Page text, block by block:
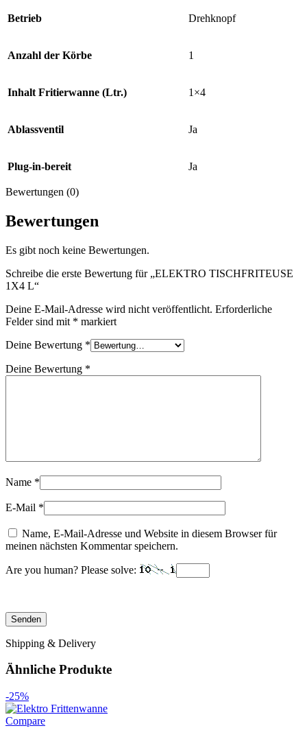
Betrieb Drehknopf
Anzahl der Körbe 1
Inhalt Fritierwanne (Ltr.) 1×4
Ablassventil Ja
Plug-in-bereit Ja
Bewertungen (0)
Bewertungen
Es gibt noch keine Bewertungen.
Schreibe die erste Bewertung für „ELEKTRO TISCHFRITEUSE
1X4 L“
Deine E-Mail-Adresse wird nicht veröffentlicht. Erforderliche
Felder sind mit * markiert
Deine Bewertung *
Deine Bewertung *
Name *
E-Mail *
Name, E-Mail-Adresse und Website in diesem Browser für
meinen nächsten Kommentar speichern.
Are you human? Please solve:
Shipping & Delivery
Ähnliche Produkte
-25%
Compare